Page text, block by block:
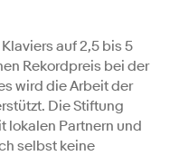
auf 2,5 bis 5
Rekordpreis bei der
wird die Arbeit der
Die Stiftung
lokalen Partnern und
selbst keine